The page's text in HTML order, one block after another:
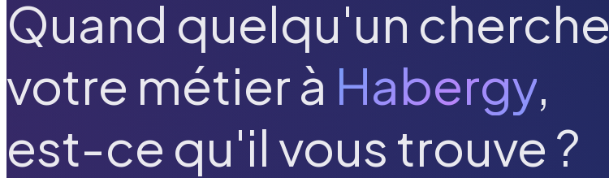
Quand quelqu'un cherche
votre métier à Habergy,
est-ce qu'il vous trouve ?